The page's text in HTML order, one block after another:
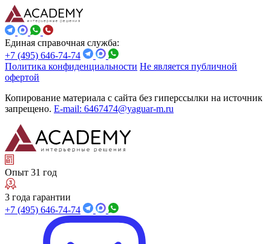
Единая справочная служба:
+7 (495) 646-74-74
Политика конфиденциальности Не является публичной
офертой
Копирование материала с сайта без гиперссылки на источник
запрещено. E-mail: 6467474@yaguar-m.ru
Опыт 31 год
3 года гарантии
+7 (495) 646-74-74